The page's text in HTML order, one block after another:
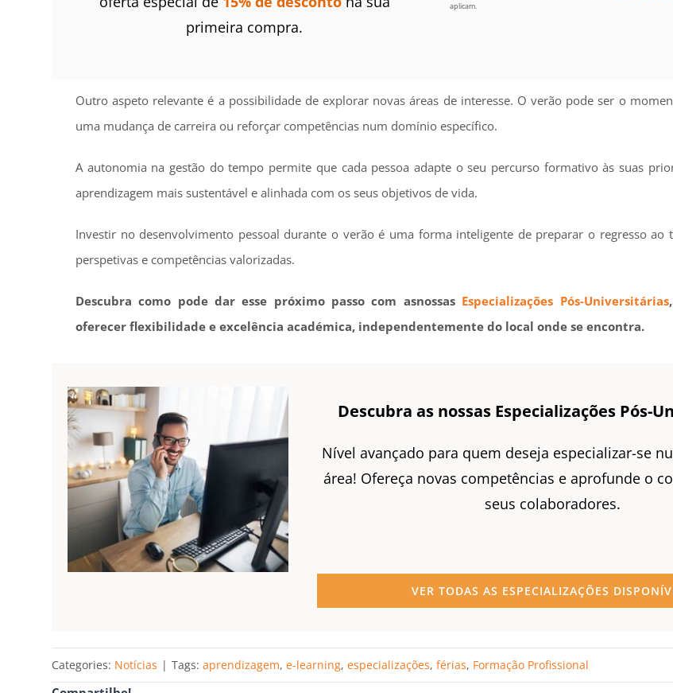
primeira compra.
aplicam.
Outro aspeto relevante é a possibilidade de explorar novas áreas de interesse. O verão pode ser o
uma mudança de carreira ou reforçar competências num domínio específico.
A autonomia na gestão do tempo permite que cada pessoa adapte o seu percurso formativo às suas
aprendizagem mais sustentável e alinhada com os seus objetivos de vida.
Investir no desenvolvimento pessoal durante o verão é uma forma inteligente de preparar o regresso ao
perspetivas e competências valorizadas.
Descubra como pode dar esse próximo passo com asnossas Especializações Pós-Universitárias
oferecer flexibilidade e excelência académica, independentemente do local onde se encontra.
Descubra as nossas Especializações Pós-
Nível avançado para quem deseja especializar-se
área! Ofereça novas competências e aprofunde o
seus colaboradores.
VER TODAS AS ESPECIALIZAÇÕES
Categories: Notícias | Tags: aprendizagem, e-learning, especializações, férias, Formação Profissional